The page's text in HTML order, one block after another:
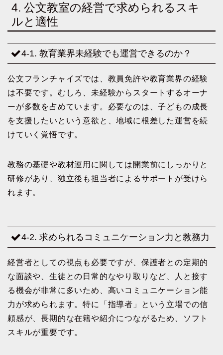
4. 公文教室の経営で求められるスキ
ルと適性
4-1. 教育業界未経験でも運営できるのか？
公文フランチャイズでは、教員免許や教育業界の経験
は不要です。むしろ、未経験からスタートするオーナ
ーが多数を占めています。必要なのは、子どもの成長
を支援したいという意欲と、地域に根差した運営を続
けていく覚悟です。
教務の基礎や教材運用に関しては開業前にしっかりと
研修があり、独立後も担当者によるサポートが受けら
れます。
4-2. 求められるコミュニケーション力と教務力
経営者としての視点も必要ですが、保護者との定期的
な面談や、生徒との日常的なやり取りなど、人と接す
る機会が非常に多いため、高いコミュニケーション能
力が求められます。特に「指導者」という立場での信
頼感が、長期的な在籍や紹介につながるため、ソフト
スキルが重要です。